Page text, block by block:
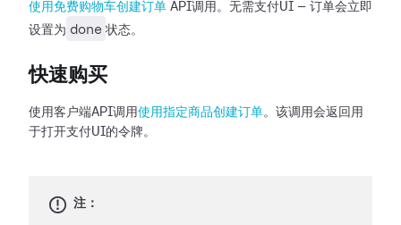
使用免费购物车创建订单 API调用。无需支付UI — 订单会立即
设置为 done 状态。
快速购买
使用客户端API调用使用指定商品创建订单。该调用会返回用
于打开支付UI的令牌。
注：